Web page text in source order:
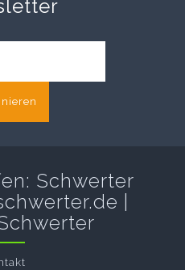
Schwerter
|